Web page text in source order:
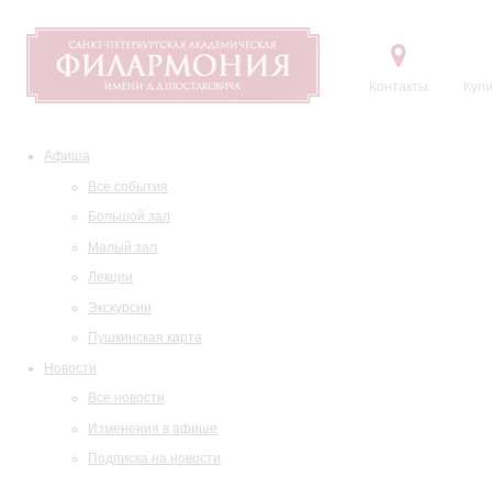
Контакты
Афиша
Все события
Большой зал
Малый зал
Лекции
Экскурсии
Пушкинская карта
Новости
Все новости
Изменения в афише
Подписка на новости